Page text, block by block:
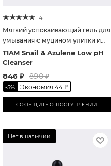
4
Мягкий успокаивающий гель для
умывания с муцином улитки и
азуленом
TIAM Snail & Azulene Low pH
Cleanser
846 ₽ 890₽
-5% Экономия 44 ₽
СООБЩИТЬ О ПОСТУПЛЕНИИ
Нет в наличии